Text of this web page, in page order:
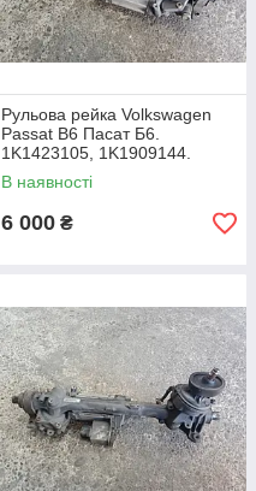
Рульова рейка Volkswagen
Passat B6 Пасат Б6.
1K1423105, 1K1909144.
В наявності
6 000 ₴